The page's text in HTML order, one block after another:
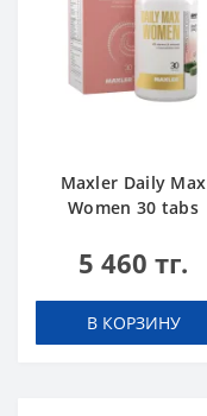
Maxler Daily Max
Women 30 tabs
5 460 тг.
В КОРЗИНУ